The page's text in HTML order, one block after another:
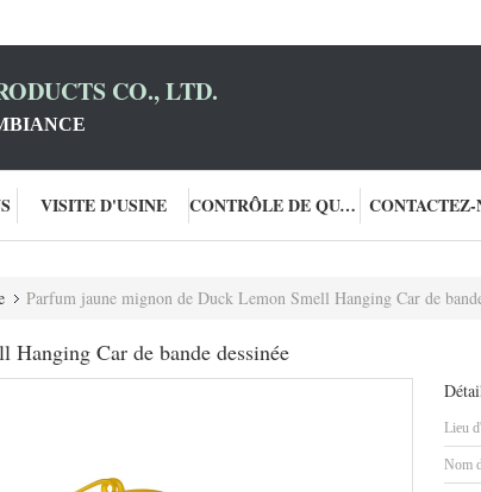
CO., LTD.
VISITE D'USINE CONTRÔLE DE QUALITÉ CONTACTEZ-
Parfum jaune mignon de Duck Lemon Smell Hanging Car de
Car de bande dessinée
Lieu
Nom